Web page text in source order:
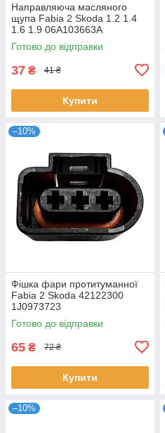
Направляюча масляного
щупа Fabia 2 Skoda 1.2 1.4
1.6 1.9 06A103663A
Готово до відправки
37 ₴ 41 ₴
Купити
–10%
Фішка фари протитуманної
Fabia 2 Skoda 42122300
1J0973723
Готово до відправки
65 ₴ 72 ₴
Купити
–10%